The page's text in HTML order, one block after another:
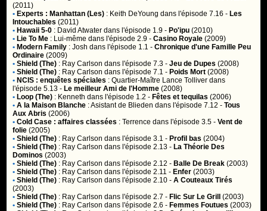
(2011)
• Experts : Manhattan (Les) : Keith DeYoung dans l'épisode 7.16 - Les
Intouchables(2011)
• Hawaii 5-0 : David Atwater dans l'épisode 1.9 - Po'ipu (2010)
• Lie To Me : Lui-même dans l'épisode 2.9 -Casino Royale (2009)
• Modern Family :Josh dans l'épisode 1.1 -Chronique d'une Famille Peu
Ordinaire (2009)
• Shield (The) : Ray Carlson dans l'épisode 7.3 -Jeu de Dupes (2008)
• Shield (The) : Ray Carlson dans l'épisode 7.1 - Poids Mort (2008)
• NCIS : enquêtes spéciales :Quartier-Maître Lance Tolliver dans
l'épisode 5.13 - Le meilleur Ami de l'Homme (2008)
• Loop (The) : Kenneth dans l'épisode 1.2 - Fêtes et tequilas (2006)
• A la Maison Blanche :Asistant de Blieden dans l'épisode 7.12 -Tous
Aux Abris (2006)
• Cold Case : affaires classées :Terrence dans l'épisode 3.5 -Vent de
folie (2005)
• Shield (The) : Ray Carlson dans l'épisode 3.1 - Profil bas (2004)
• Shield (The) : Ray Carlson dans l'épisode 2.13 - La Théorie Des
Dominos (2003)
• Shield (The) : Ray Carlson dans l'épisode 2.12 - Balle De Break (2003)
• Shield (The) : Ray Carlson dans l'épisode 2.11 - Enfer (2003)
• Shield (The) : Ray Carlson dans l'épisode 2.10 -A Couteaux Tirés
(2003)
• Shield (The) : Ray Carlson dans l'épisode 2.7 - Flic Sur Le Grill
(2003)
• Shield (The) : Ray Carlson dans l'épisode 2.6 - Femmes Foutues (2003)